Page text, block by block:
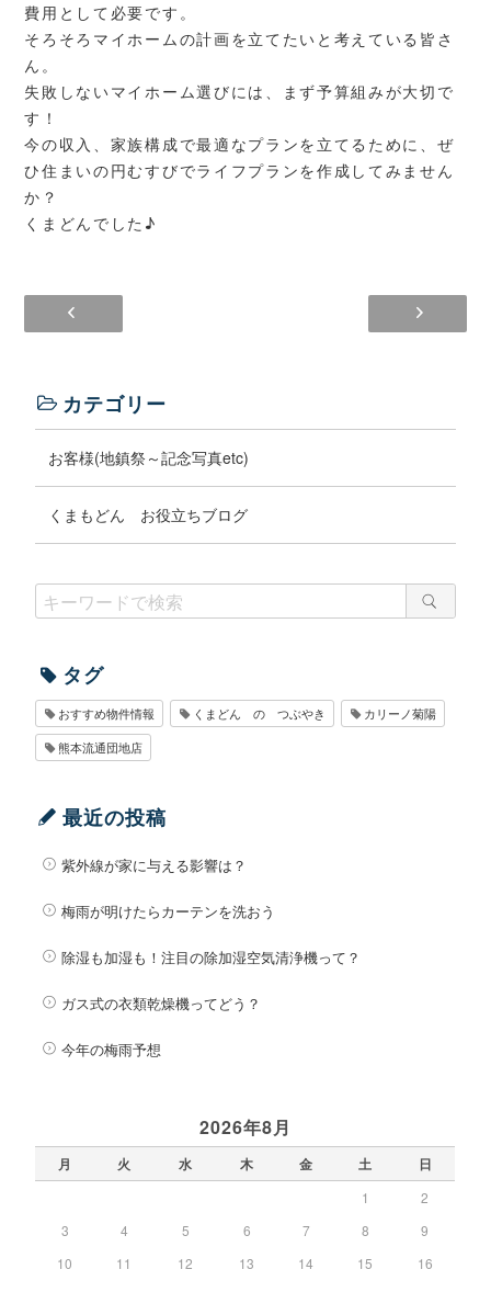
費用として必要です。
そろそろマイホームの計画を立てたいと考えている皆さ
ん。
失敗しないマイホーム選びには、まず予算組みが大切で
す！
今の収入、家族構成で最適なプランを立てるために、ぜ
ひ住まいの円むすびでライフプランを作成してみません
か？
くまどんでした♪
家を買うときに調べたい「取引価格」の…
カテゴリー
お客様(地鎮祭～記念写真etc)
くまもどん お役立ちブログ
タグ
おすすめ物件情報 くまどん の つぶやき
カリーノ菊陽
熊本流通団地店
最近の投稿
紫外線が家に与える影響は？
梅雨が明けたらカーテンを洗おう
除湿も加湿も！注目の除加湿空気清浄機って？
ガス式の衣類乾燥機ってどう？
今年の梅雨予想
2026年8月
月 火 水 木 金 土 日
1
2
3
4 5 6 7 8
9
10
11 12 13 14 15
16